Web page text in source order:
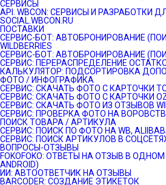
СЕРВИСЫ
API. WBCON: СЕРВИСЫ И РАЗРАБОТКИ
SOCIAL.WBCON.RU
ПОСТАВКИ
CЕРВИС-БОТ: АВТОБРОНИРОВАНИЕ
WILDBERRIES
СЕРВИС-БОТ: АВТОБРОНИРОВАНИЕ
СЕРВИС: ПЕРЕРАСПРЕДЕЛЕНИЕ
КАЛЬКУЛЯТОР: ПОДСОРТИРОВКА
ФОТО / ИНФОГРАФИКА
СЕРВИС: СКАЧАТЬ ФОТО С КАРТОЧКИ
СЕРВИС: СКАЧАТЬ ФОТО С КАРТОЧКИ
СЕРВИС: СКАЧАТЬ ФОТО ИЗ ОТЗЫВОВ
СЕРВИС: ПРОВЕРКА ФОТО НА
ПОИСК ТОВАРА / АРТИКУЛА
СЕРВИС: ПОИСК ПО ФОТО НА WB,
СЕРВИС: ПОИСК АРТИКУЛОВ В
ВОПРОСЫ-ОТЗЫВЫ
FOKOFOKO: ОТВЕТЫ НА ОТЗЫВ В
ANDROID)
ИИ: АВТООТВЕТЧИК НА ОТЗЫВЫ
BARCODER: СОЗДАНИЕ ЭТИКЕТОК